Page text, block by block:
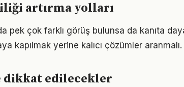
artırma yolları
pek çok farklı görüş bulunsa da kanıta
kapılmak yerine kalıcı çözümler aranmalı.
dikkat edilecekler